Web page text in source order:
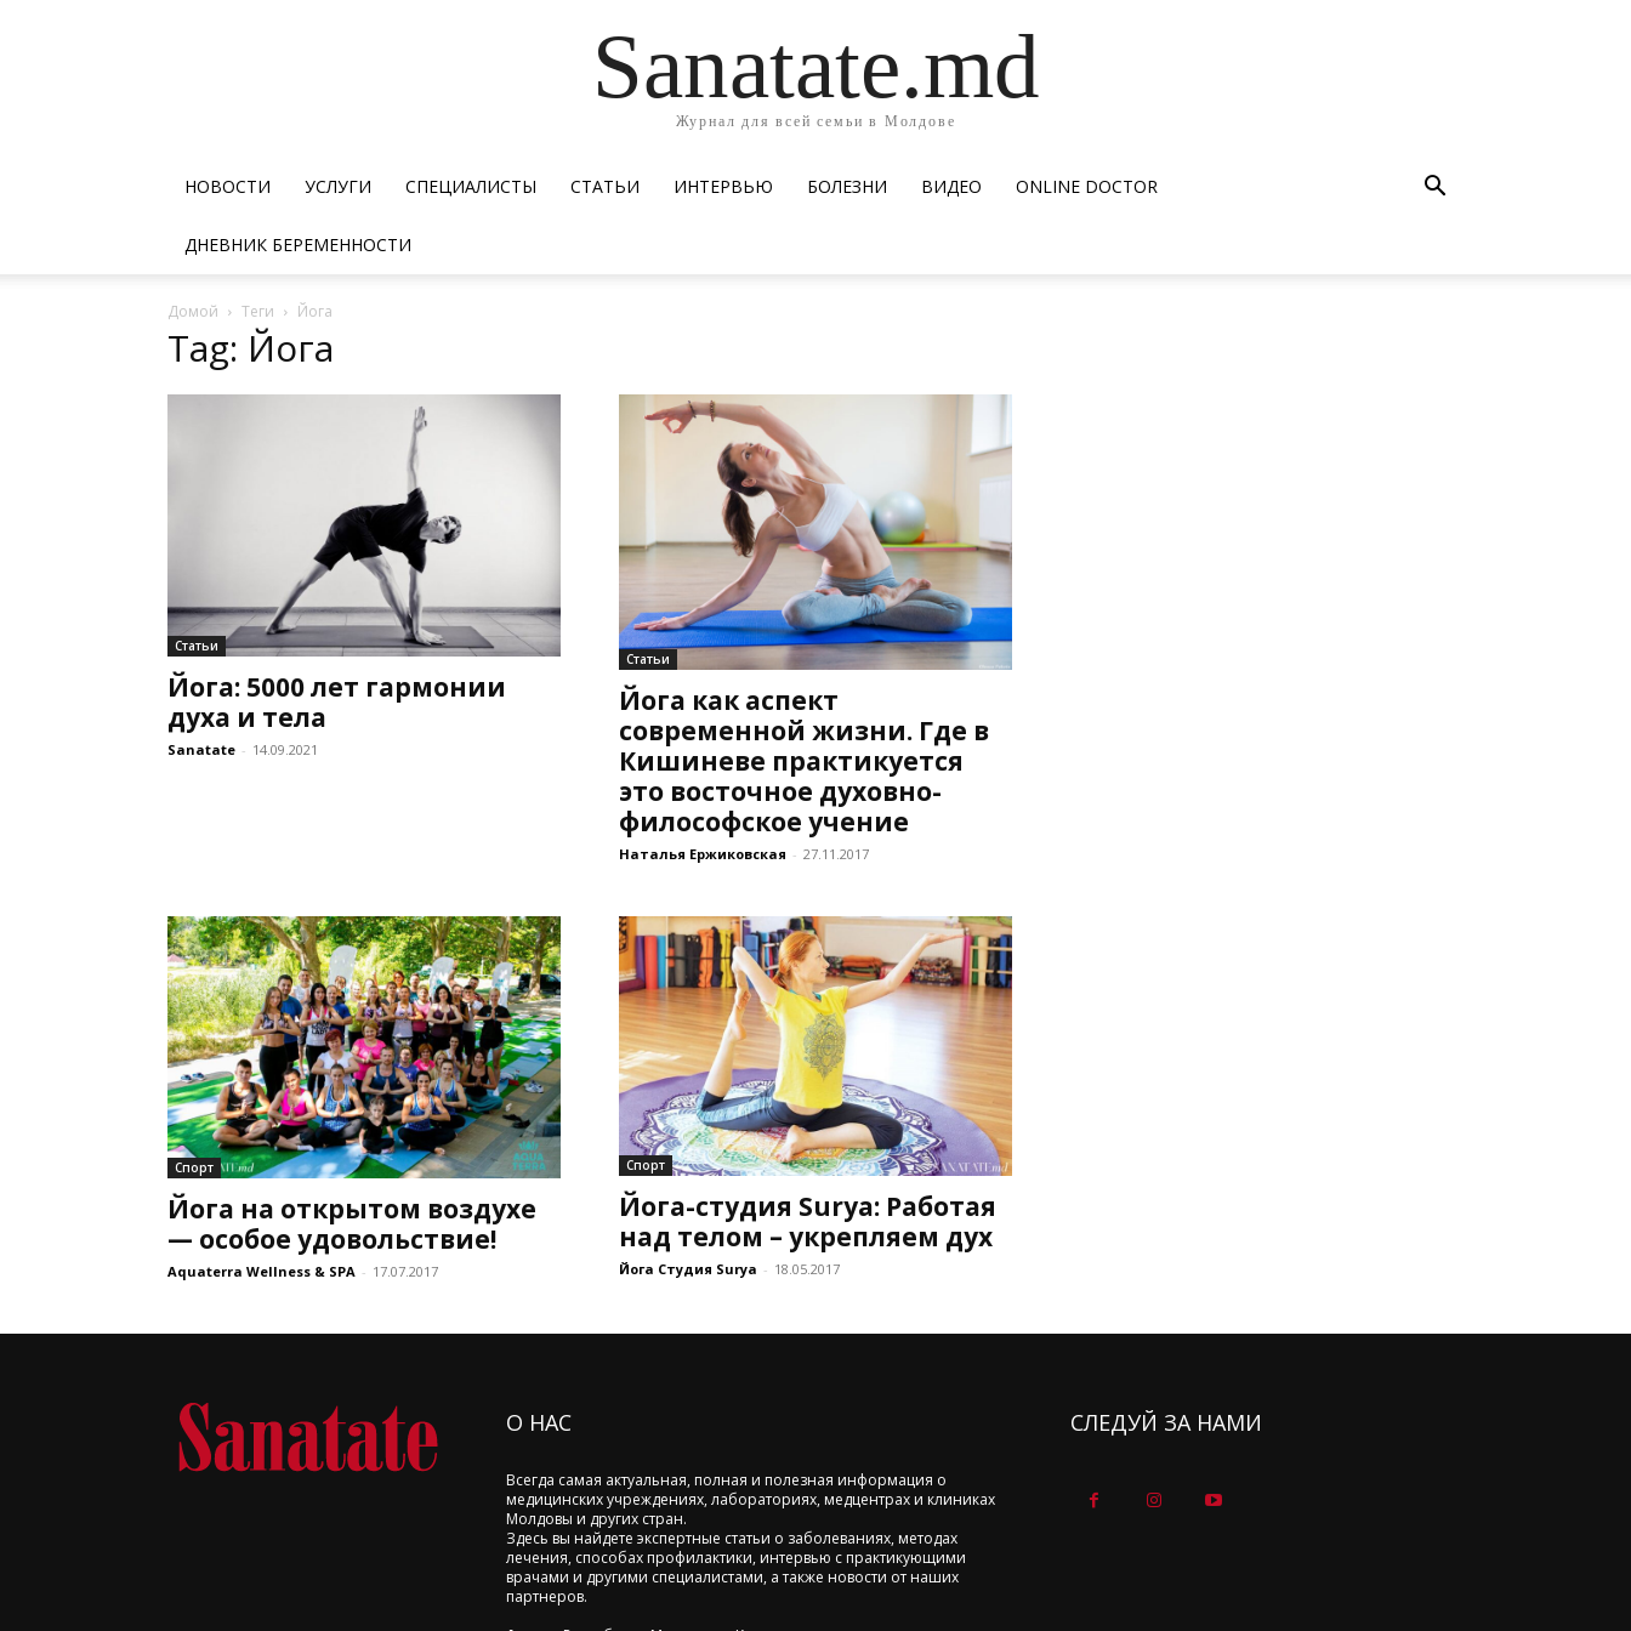
Sanatate.md
Журнал для всей семьи в Молдове
НОВОСТИ УСЛУГИ СПЕЦИАЛИСТЫ СТАТЬИ ИНТЕРВЬЮ БОЛЕЗНИ ВИДЕО ОNLINE DOCTOR
ДНЕВНИК БЕРЕМЕННОСТИ
Домой Теги Йога
Tag: Йога
Статьи
Йога: 5000 лет гармонии
духа и тела
Sanatate - 14.09.2021
Статьи
Йога как аспект
современной жизни. Где в
Кишиневе практикуется
это восточное духовно-
философское учение
Наталья Ержиковская - 27.11.2017
Спорт
Йога на открытом воздухе
— особое удовольствие!
Aquaterra Wellness & SPA - 17.07.2017
Спорт
Йога-студия Surya: Работая
над телом – укрепляем дух
Йога Студия Surya - 18.05.2017
О НАС
Всегда самая актуальная, полная и полезная информация о
медицинских учреждениях, лабораториях, медцентрах и клиниках
Молдовы и других стран.
Здесь вы найдете экспертные статьи о заболеваниях, методах
лечения, способах профилактики, интервью с практикующими
врачами и другими специалистами, а также новости от наших
партнеров.
СЛЕДУЙ ЗА НАМИ